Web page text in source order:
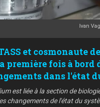
Ivan
et cosmonaute
première fois à
dans l'état
est liée à la section de
changements de l'état du